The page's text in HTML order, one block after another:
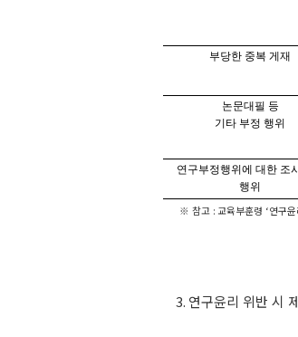
부당한 중복 게재
논문대필 등
기타 부정 행위
연구부정행위에 대한 조
행위
※ 참고 : 교육부훈령 ‘연구
3. 연구윤리 위반 시